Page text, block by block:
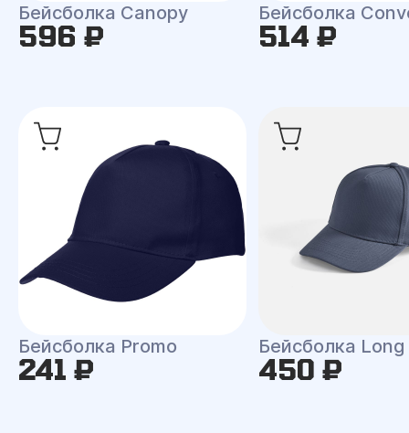
Бейсболка Canopy
596 ₽
Бейсболка
514 ₽
Бейсболка Promo
241 ₽
Бейсболка
450 ₽